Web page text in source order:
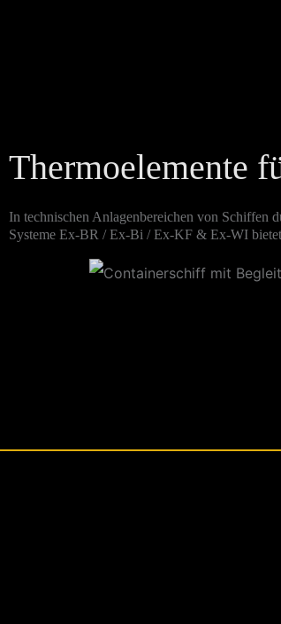
Thermoelemente
In technischen Anlagenbereichen von Schiffen
Systeme Ex-BR / Ex-Bi / Ex-KF & Ex-WI bietet